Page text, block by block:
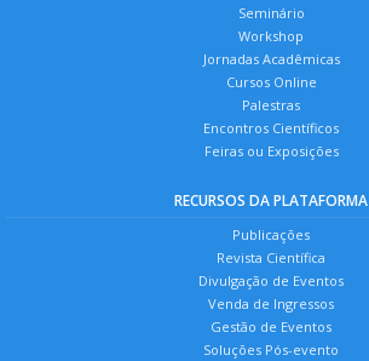
Seminário
Workshop
Jornadas Acadêmicas
Cursos Online
Palestras
Encontros Científicos
Feiras ou Exposições
RECURSOS DA PLATAFORMA
Publicações
Revista Científica
Divulgação de Eventos
Venda de Ingressos
Gestão de Eventos
Soluções Pós-evento